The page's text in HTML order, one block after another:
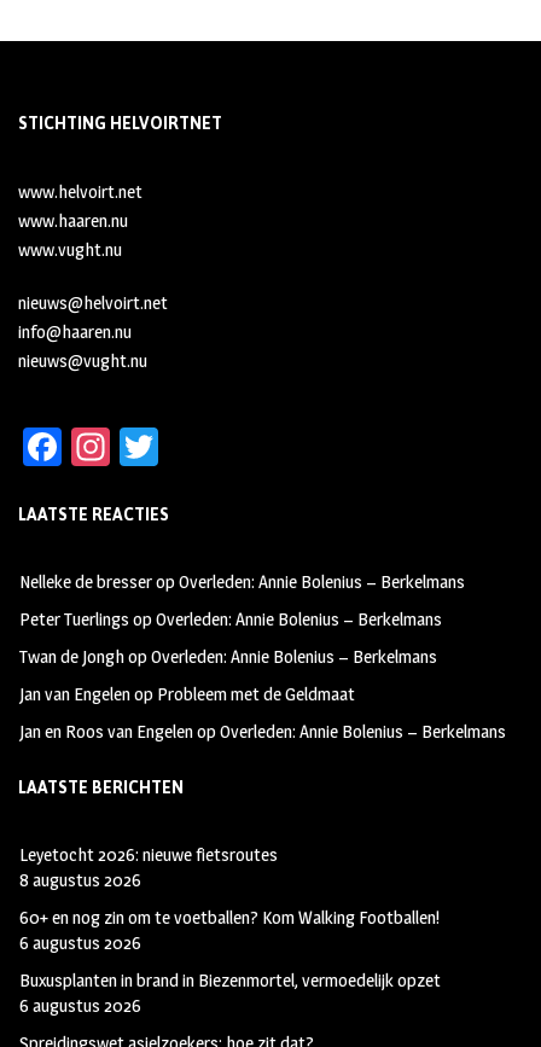
STICHTING HELVOIRTNET
www.helvoirt.net
www.haaren.nu
www.vught.nu
nieuws@helvoirt.net
info@haaren.nu
nieuws@vught.nu
Fa
b
oo
k
In
ag
m
tt
LAATSTE REACTIES
Nelleke de bresseropOverleden: Annie Bolenius – Berkelmans
Peter Tuerlings opOverleden: Annie Bolenius – Berkelmans
Twan de JonghopOverleden: Annie Bolenius – Berkelmans
Jan van Engelenop Probleem met de Geldmaat
Jan en Roos van EngelenopOverleden: Annie Bolenius – Berkelmans
LAATSTE BERICHTEN
Leyetocht 2026: nieuwe fietsroutes
8 augustus 2026
60+ en nog zin om te voetballen? Kom Walking Footballen!
6 augustus 2026
Buxusplanten in brand in Biezenmortel, vermoedelijk opzet
6 augustus 2026